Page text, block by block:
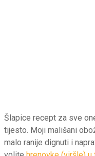
Šlapice recept za sve
tijesto. Moji mališani
malo ranije dignuti i